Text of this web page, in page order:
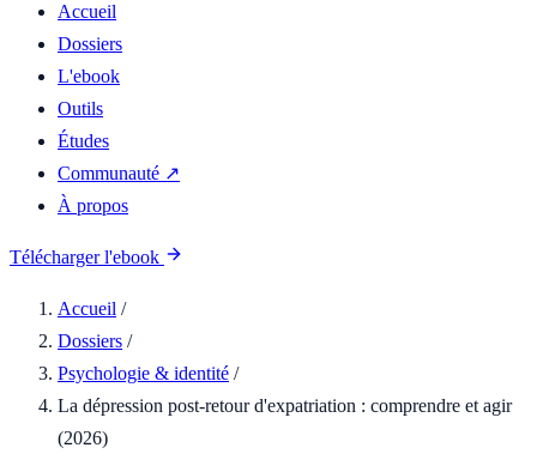
Accueil
Dossiers
L'ebook
Outils
Études
Communauté ↗
À propos
Télécharger l'ebook
Accueil /
Dossiers /
Psychologie & identité /
La dépression post-retour d'expatriation : comprendre et agir
(2026)